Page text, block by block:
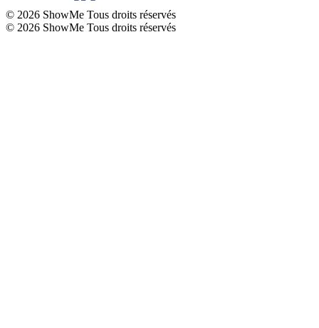
© 2026 ShowMe Tous droits réservés
© 2026 ShowMe Tous droits réservés